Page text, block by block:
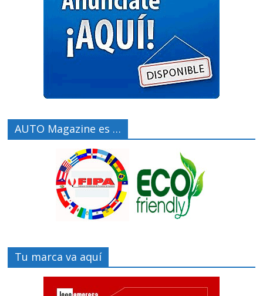
AUTO Magazine es …
Tu marca va aquí